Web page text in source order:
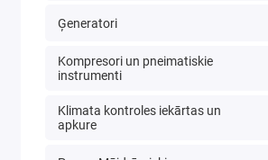
Ģeneratori
Kompresori un pneimatiskie
instrumenti
Klimata kontroles iekārtas un
apkure